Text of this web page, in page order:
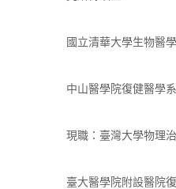
國立清華大學生物醫
中山醫學院復健醫學
現職：臺灣大學物理
臺大醫學院附設醫院